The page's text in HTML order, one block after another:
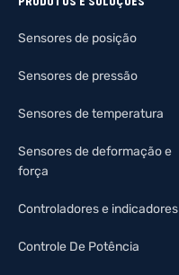
Sensores de posição
Sensores de pressão
Sensores de temperatura
Sensores de deformação e
força
Controladores e indicadores
Controle De Potência